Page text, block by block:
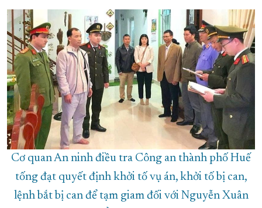
KHOẢNH KHẮC ĐẸP XỨ TRẦM
XÂY DỰNG KHÁNH HÒA TRỞ THÀNH THÀNH PHỐ TRỰC THUỘC
ĐẠI HỘI ĐẢNG CÁC CẤP TRANG CHỦ VỀ BÁO KHÁNH HÒA
Cơ quan An ninh điều tra Công an thành phố Huế
tống đạt quyết định khởi tố vụ án, khởi tố bị can,
lệnh bắt bị can để tạm giam đối với Nguyễn Xuân